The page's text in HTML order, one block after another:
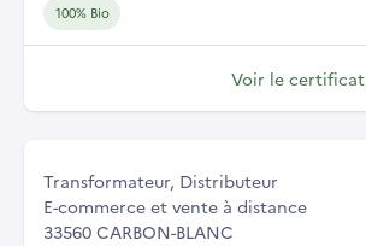
100% Bio
Voir le certificat
Transformateur, Distributeur
E-commerce et vente à distance
33560 CARBON-BLANC